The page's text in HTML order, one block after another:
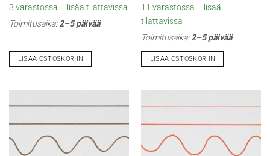
3 varastossa – lisää tilattavissa
Toimitusaika:2–5 päivää
LISÄÄ OSTOSKORIIN
11 varastossa – lisää
tilattavissa
Toimitusaika:2–5 päivää
LISÄÄ OSTOSKORIIN